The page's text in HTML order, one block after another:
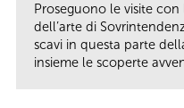
Proseguono le visite
dell’arte di
scavi in questa parte
insieme le scoperte